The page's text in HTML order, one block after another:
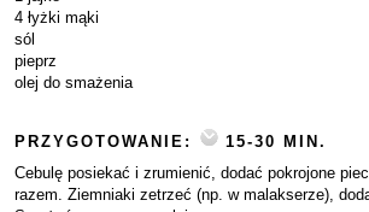
4 łyżki mąki
sól
pieprz
olej do smażenia
PRZYGOTOWANIE:
15-30 MIN.
Cebulę posiekać i zrumienić, dodać pokrojone
razem. Ziemniaki zetrzeć (np. w malakserze),